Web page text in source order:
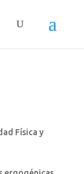
Física y